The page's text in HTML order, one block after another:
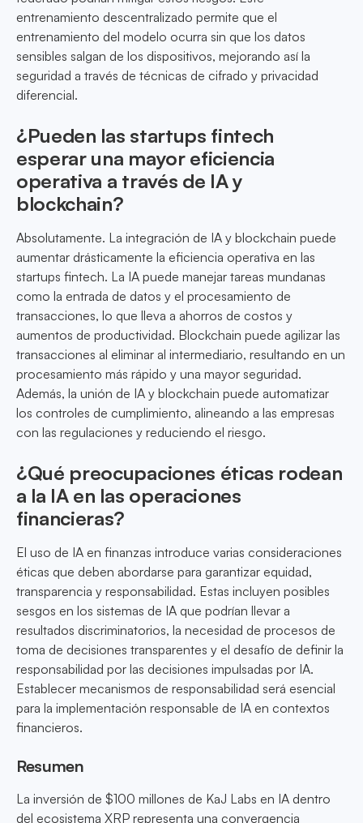
entrenamiento descentralizado permite que el
entrenamiento del modelo ocurra sin que los datos
sensibles salgan de los dispositivos, mejorando así la
seguridad a través de técnicas de cifrado y privacidad
diferencial.
¿Pueden las startups fintech
esperar una mayor eficiencia
operativa a través de IA y
blockchain?
Absolutamente. La integración de IA y blockchain puede
aumentar drásticamente la eficiencia operativa en las
startups fintech. La IA puede manejar tareas mundanas
como la entrada de datos y el procesamiento de
transacciones, lo que lleva a ahorros de costos y
aumentos de productividad. Blockchain puede agilizar las
transacciones al eliminar al intermediario, resultando en un
procesamiento más rápido y una mayor seguridad.
Además, la unión de IA y blockchain puede automatizar
los controles de cumplimiento, alineando a las empresas
con las regulaciones y reduciendo el riesgo.
¿Qué preocupaciones éticas rodean
a la IA en las operaciones
financieras?
El uso de IA en finanzas introduce varias consideraciones
éticas que deben abordarse para garantizar equidad,
transparencia y responsabilidad. Estas incluyen posibles
sesgos en los sistemas de IA que podrían llevar a
resultados discriminatorios, la necesidad de procesos de
toma de decisiones transparentes y el desafío de definir la
responsabilidad por las decisiones impulsadas por IA.
Establecer mecanismos de responsabilidad será esencial
para la implementación responsable de IA en contextos
financieros.
Resumen
La inversión de $100 millones de KaJ Labs en IA dentro
del ecosistema XRP representa una convergencia